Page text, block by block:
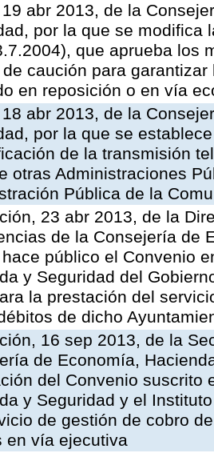
abr 2013, de la
por la que se modifica
que aprueba los
caución para
en reposición o en vía
abr 2013, de la
por la que se
de la transmisión
otras Administraciones
Pública de la
23 abr 2013, de la
de la Consejería de
público el Convenio
y Seguridad del
la prestación del
de dicho
16 sep 2013, de la
de Economía,
del Convenio suscrito
y Seguridad y el
de gestión de cobro
en vía ejecutiva